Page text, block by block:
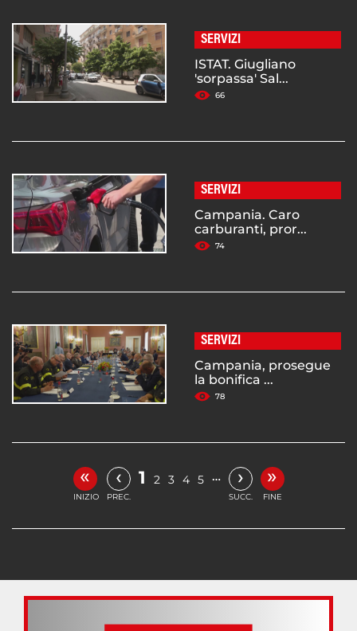
SERVIZI
ISTAT. Giugliano
'sorpassa' Sal...
66
SERVIZI
Campania. Caro
carburanti, pror...
74
SERVIZI
Campania, prosegue
la bonifica ...
78
«
INIZIO
‹
PREC.
1 2 3 4 5 … ›
SUCC.
»
FINE